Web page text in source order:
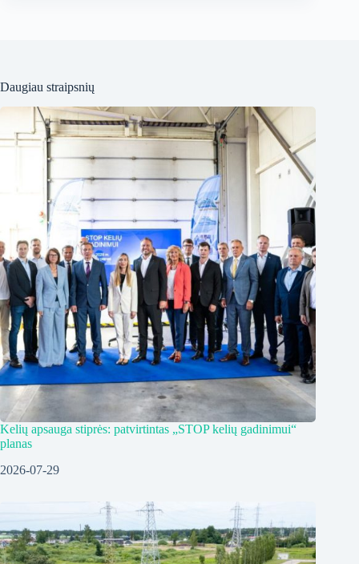
Daugiau straipsnių
Kelių apsauga stiprės: patvirtintas „STOP kelių gadinimui“
planas
2026-07-29